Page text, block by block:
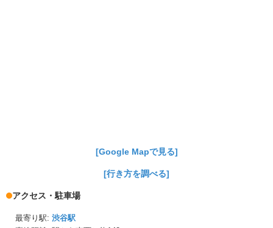
[Google Mapで見る]
[行き方を調べる]
アクセス・駐車場
最寄り駅: 渋谷駅